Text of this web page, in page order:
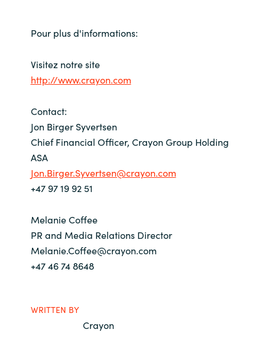
Pour plus d'informations:
Visitez notre site
http://www.crayon.com
Contact:
Jon Birger Syvertsen
Chief Financial Officer, Crayon Group Holding
ASA
Jon.Birger.Syvertsen@crayon.com
+47 97 19 92 51
Melanie Coffee
PR and Media Relations Director
Melanie.Coffee@crayon.com
+47 46 74 8648
WRITTEN BY
Crayon